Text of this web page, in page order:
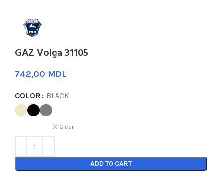
GAZ Volga 31105
MDL
COLOR BLACK
Clear
ADD TO CART